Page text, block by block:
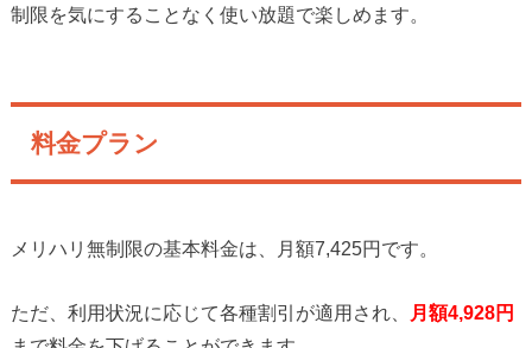
制限を気にすることなく使い放題で楽しめます。
料金プラン
メリハリ無制限の基本料金は、月額7,425円です。
ただ、利用状況に応じて各種割引が適用され、
月額4,928円